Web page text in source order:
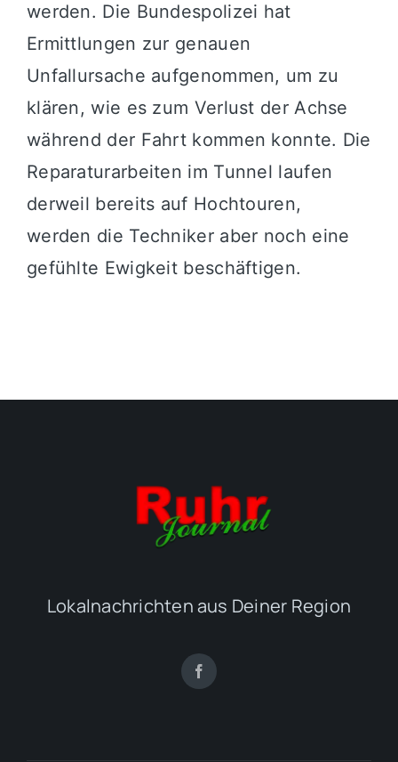
werden. Die Bundespolizei hat
Ermittlungen zur genauen
Unfallursache aufgenommen, um zu
klären, wie es zum Verlust der Achse
während der Fahrt kommen konnte. Die
Reparaturarbeiten im Tunnel laufen
derweil bereits auf Hochtouren,
werden die Techniker aber noch eine
gefühlte Ewigkeit beschäftigen.
Lokalnachrichten aus Deiner Region